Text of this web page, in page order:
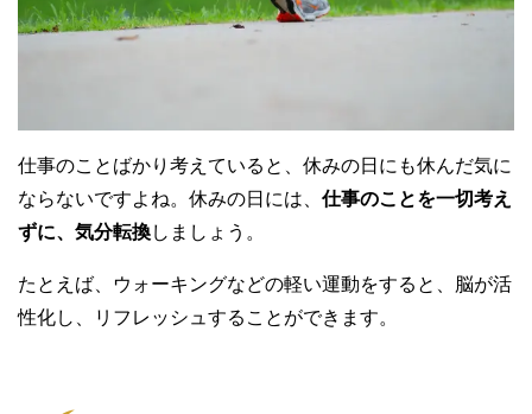
仕事のことばかり考えていると、休みの日にも休んだ気に
ならないですよね。休みの日には、 仕事のことを一切考え
ずに、気分転換しましょう。
たとえば、ウォーキングなどの軽い運動をすると、脳が活
性化し、リフレッシュすることができます。